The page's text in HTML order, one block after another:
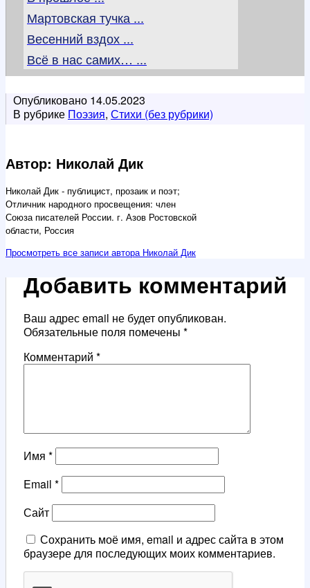
Мартовская тучка ...
Весенний вздох ...
Всё в нас самих… ...
Опубликовано 14.05.2023
В рубрике Поэзия, Стихи (без рубрики)
Автор: Николай Дик
Николай Дик - публицист, прозаик и поэт;
Отличник народного просвещения: член
Союза писателей России. г. Азов Ростовской
области, Россия
Просмотреть все записи автора Николай Дик
Добавить комментарий
Ваш адрес email не будет опубликован.
Обязательные поля помечены *
Комментарий *
Имя *
Email *
Сайт
Сохранить моё имя, email и адрес сайта в этом
браузере для последующих моих комментариев.